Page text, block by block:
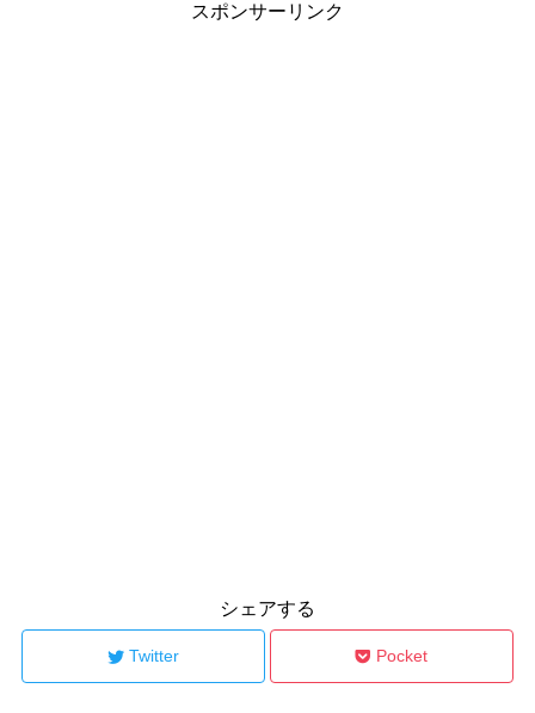
スポンサーリンク
シェアする
Twitter Pocket